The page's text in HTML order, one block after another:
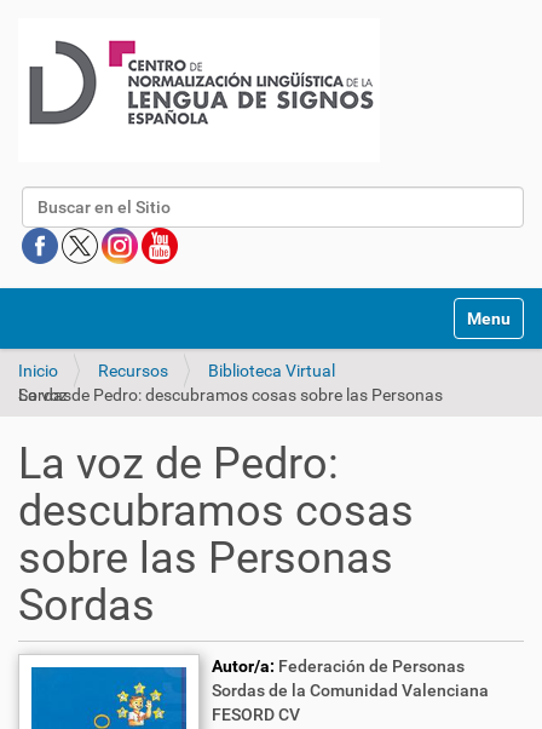
Buscar
Mostrar/
Inicio Recursos
Biblioteca Virtual
La voz de Pedro: descubramos cosas sobre las Personas Sordas
La voz de Pedro:
descubramos cosas
sobre las Personas
Sordas
Autor/a: Federación de Personas
Sordas de la Comunidad Valenciana
FESORD CV